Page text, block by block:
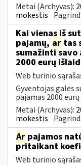
Metai (Archyvas):
mokestis
Kai vienas iš
pajamų, ar tas
sumažinti savo
2000 eurų
Web turinio
Gyventojas galės
pajamas 2000
Metai (Archyvas):
mokestis
Ar pajamos
pritaikant
Web turinio